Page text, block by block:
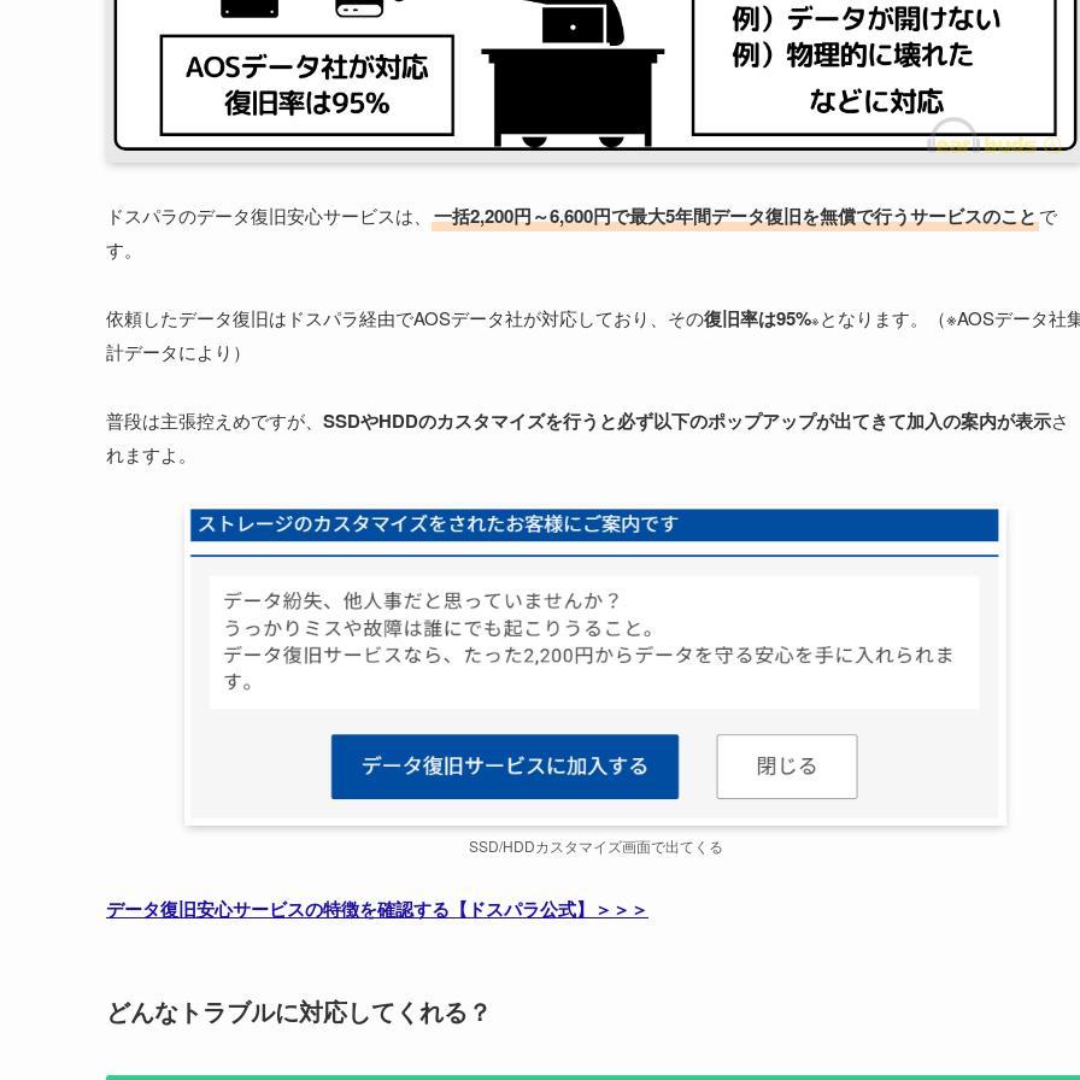
ドスパラのデータ復旧安心サービスは、 一括2,200円～6,600円で最大5年間データ復旧を無償で行うサービスのことで
す。
依頼したデータ復旧はドスパラ経由でAOSデータ社が対応しており、その復旧率は95%※となります。（※AOSデータ社
計データにより）
普段は主張控えめですが、 SSDやHDDのカスタマイズを行うと必ず以下のポップアップが出てきて加入の案内が表示さ
れますよ。
SSD/HDDカスタマイズ画面で出てくる
データ復旧安心サービスの特徴を確認する【ドスパラ公式】＞＞＞
どんなトラブルに対応してくれる？